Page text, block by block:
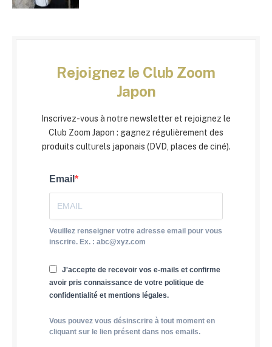
Rejoignez le Club Zoom
Japon
Inscrivez-vous à notre newsletter et rejoignez le
Club Zoom Japon : gagnez régulièrement des
produits culturels japonais (DVD, places de ciné).
Email
Veuillez renseigner votre adresse email pour vous
inscrire. Ex. : abc@xyz.com
J'accepte de recevoir vos e-mails et confirme
avoir pris connaissance de votre politique de
confidentialité et mentions légales.
Vous pouvez vous désinscrire à tout moment en
cliquant sur le lien présent dans nos emails.